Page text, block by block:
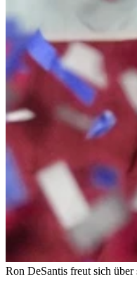
Ron DeSantis freut sich